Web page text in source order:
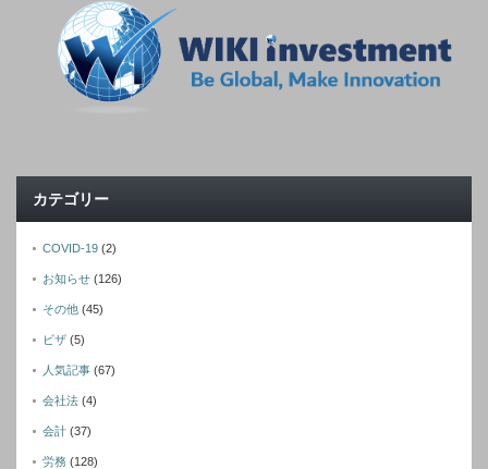
カテゴリー
COVID-19 (2)
お知らせ (126)
その他 (45)
ビザ (5)
人気記事 (67)
会社法 (4)
会計 (37)
労務 (128)